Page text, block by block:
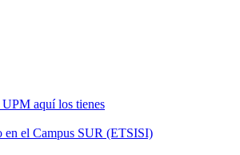
aquí los tienes
el Campus SUR (ETSISI)